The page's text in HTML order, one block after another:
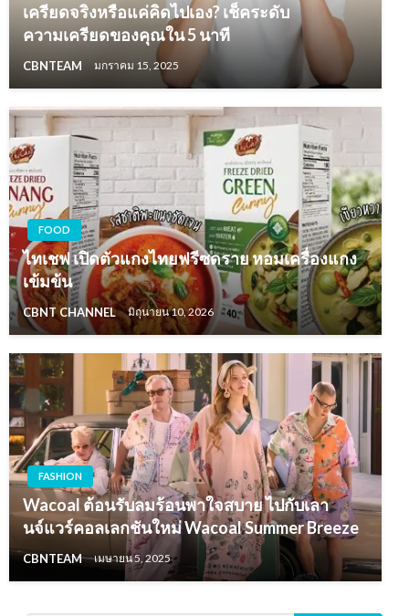
เครียดจริงหรือแค่คิดไปเอง? เช็คระดับ
ความเครียดของคุณใน 5 นาที
CBNTEAM มกราคม 15, 2025
FOOD
ไทเชฟ เปิดตัวแกงไทยฟรีซดราย หอมเครื่องแกง
เข้มข้น
CBNT CHANNEL มิถุนายน 10, 2026
FASHION
Wacoal ต้อนรับลมร้อนพาใจสบาย ไปกับเลา
นจ์แวร์คอลเลกชันใหม่ Wacoal Summer Breeze
CBNTEAM เมษายน 5, 2025